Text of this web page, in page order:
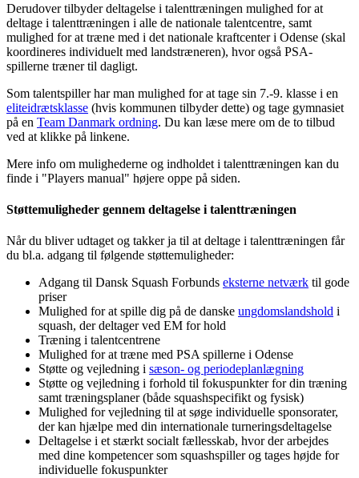
Derudover tilbyder deltagelse i talenttræningen mulighed for at
deltage i talenttræningen i alle de nationale talentcentre, samt
mulighed for at træne med i det nationale kraftcenter i Odense (skal
koordineres individuelt med landstræneren), hvor også PSA-
spillerne træner til dagligt.
Som talentspiller har man mulighed for at tage sin 7.-9. klasse i en
eliteidrætsklasse (hvis kommunen tilbyder dette) og tage gymnasiet
på en Team Danmark ordning. Du kan læse mere om de to tilbud
ved at klikke på linkene.
Mere info om mulighederne og indholdet i talenttræningen kan du
finde i "Players manual" højere oppe på siden.
Støttemuligheder gennem deltagelse i talenttræningen
Når du bliver udtaget og takker ja til at deltage i talenttræningen får
du bl.a. adgang til følgende støttemuligheder:
Adgang til Dansk Squash Forbunds eksterne netværk til gode
priser
Mulighed for at spille dig på de danske ungdomslandshold i
squash, der deltager ved EM for hold
Træning i talentcentrene
Mulighed for at træne med PSA spillerne i Odense
Støtte og vejledning i sæson- og periodeplanlægning
Støtte og vejledning i forhold til fokuspunkter for din træning
samt træningsplaner (både squashspecifikt og fysisk)
Mulighed for vejledning til at søge individuelle sponsorater,
der kan hjælpe med din internationale turneringsdeltagelse
Deltagelse i et stærkt socialt fællesskab, hvor der arbejdes
med dine kompetencer som squashspiller og tages højde for
individuelle fokuspunkter